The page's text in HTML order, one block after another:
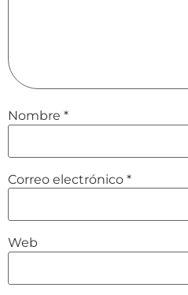
Nombre *
Correo electrónico *
Web